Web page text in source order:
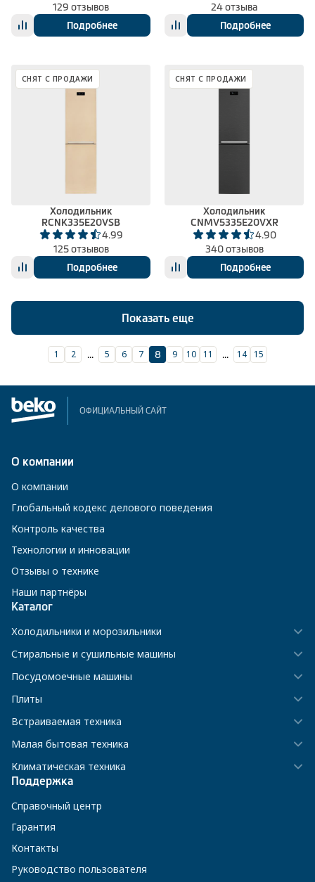
129 отзывов
Подробнее
24 отзыва
Подробнее
СНЯТ С ПРОДАЖИ
Холодильник
RCNK335E20VSB
4.99
125 отзывов
Подробнее
СНЯТ С ПРОДАЖИ
Холодильник
CNMV5335E20VXR
4.90
340 отзывов
Подробнее
Показать еще
1 2 ... 5 6 7 8 9 10 11 ... 14 15
ОФИЦИАЛЬНЫЙ САЙТ
О компании
О компании
Глобальный кодекс делового поведения
Контроль качества
Технологии и инновации
Отзывы о технике
Наши партнёры
Каталог
Холодильники и морозильники
Стиральные и сушильные машины
Посудомоечные машины
Плиты
Встраиваемая техника
Малая бытовая техника
Климатическая техника
Поддержка
Справочный центр
Гарантия
Контакты
Руководство пользователя